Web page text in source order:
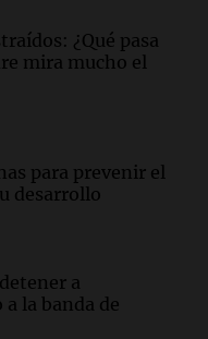
¿Qué pasa
mira mucho el
para prevenir el
desarrollo
a
la banda de